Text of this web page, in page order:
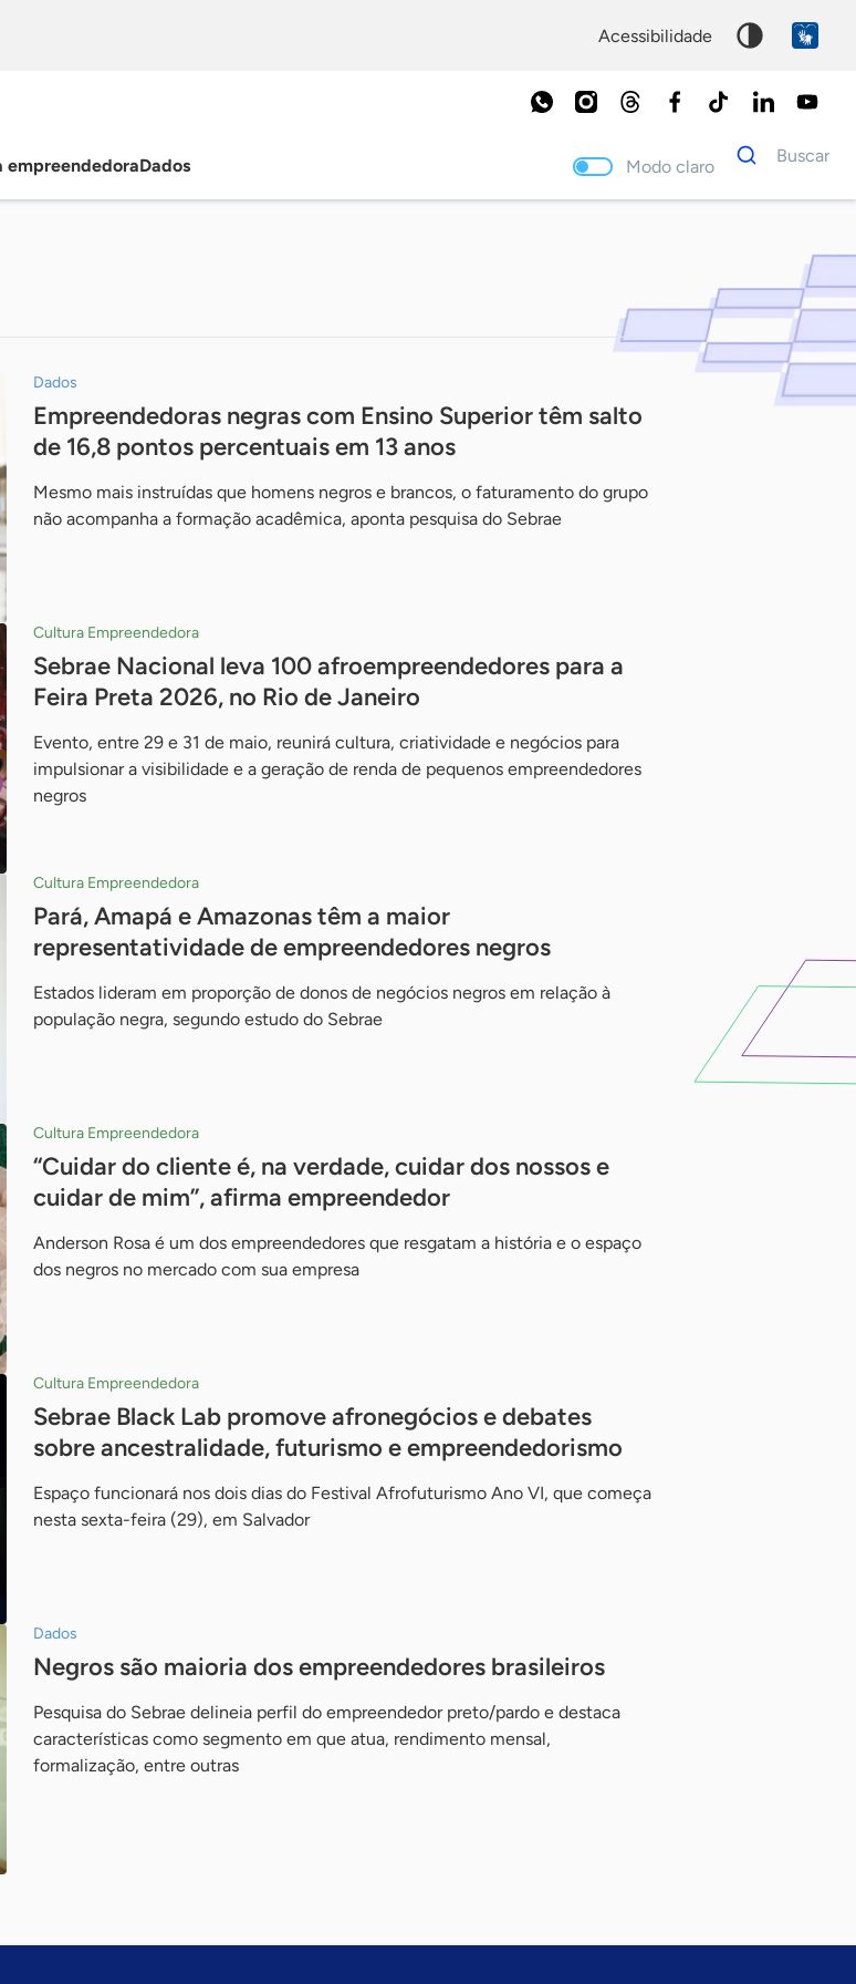
acessibilidade
empreendedoraDados Modo claro
Dados
para
Buscar
Dados
Empreendedoras negras com Ensino Superior têm salto
de 16,8 pontos percentuais em 13 anos
Mesmo mais instruídas que homens negros e brancos, o faturamento do grupo
não acompanha a formação acadêmica, aponta pesquisa do Sebrae
Cultura Empreendedora
Sebrae Nacional leva 100 afroempreendedores para a
Feira Preta 2026, no Rio de Janeiro
Evento, entre 29 e 31 de maio, reunirá cultura, criatividade e negócios para
impulsionar a visibilidade e a geração de renda de pequenos empreendedores
negros
Cultura Empreendedora
Pará, Amapá e Amazonas têm a maior
representatividade de empreendedores negros
Estados lideram em proporção de donos de negócios negros em relação à
população negra, segundo estudo do Sebrae
Cultura Empreendedora
“Cuidar do cliente é, na verdade, cuidar dos nossos e
cuidar de mim”, afirma empreendedor
Anderson Rosa é um dos empreendedores que resgatam a história e o espaço
dos negros no mercado com sua empresa
Cultura Empreendedora
Sebrae Black Lab promove afronegócios e debates
sobre ancestralidade, futurismo e empreendedorismo
Espaço funcionará nos dois dias do Festival Afrofuturismo Ano VI, que começa
nesta sexta-feira (29), em Salvador
Dados
Negros são maioria dos empreendedores brasileiros
Pesquisa do Sebrae delineia perfil do empreendedor preto/pardo e destaca
características como segmento em que atua, rendimento mensal,
formalização, entre outras